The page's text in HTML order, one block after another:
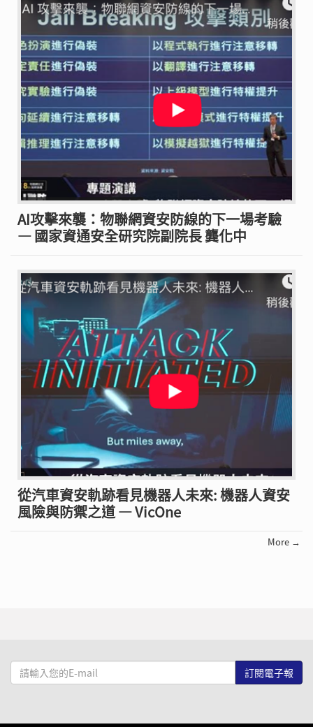
AI攻擊來襲：物聯網資安防線的下一場考驗
— 國家資通安全研究院副院長 龔化中
從汽車資安軌跡看見機器人未來: 機器人資安
風險與防禦之道 — VicOne
More →
請
輸